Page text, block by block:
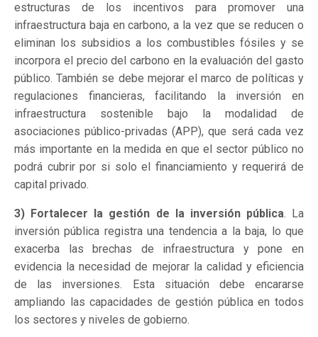
estructuras de los incentivos para promover una
infraestructura baja en carbono, a la vez que se reducen o
eliminan los subsidios a los combustibles fósiles y se
incorpora el precio del carbono en la evaluación del gasto
público. También se debe mejorar el marco de políticas y
regulaciones financieras, facilitando la inversión en
infraestructura sostenible bajo la modalidad de
asociaciones público-privadas (APP), que será cada vez
más importante en la medida en que el sector público no
podrá cubrir por si solo el financiamiento y requerirá de
capital privado.
3) Fortalecer la gestión de la inversión pública. La
inversión pública registra una tendencia a la baja, lo que
exacerba las brechas de infraestructura y pone en
evidencia la necesidad de mejorar la calidad y eficiencia
de las inversiones. Esta situación debe encararse
ampliando las capacidades de gestión pública en todos
los sectores y niveles de gobierno.